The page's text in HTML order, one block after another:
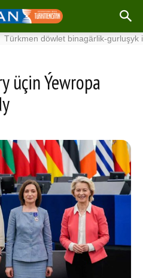
döwlet binagärlik-gurluşyk
üçin Ýewropa